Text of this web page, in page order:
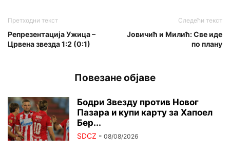
Претходни текст
Репрезентација Ужица –
Црвена звезда 1:2 (0:1)
Следећи текст
Јовичић и Милић: Све иде
по плану
Повезане објаве
Бодри Звезду против Новог
Пазара и купи карту за Хапоел
Бер...
SDCZ - 08/08/2026